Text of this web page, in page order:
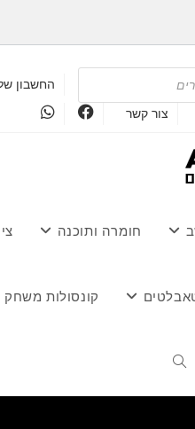
החשבון
צור קשר
חומרה ותוכנה
קונסולות משחק
Toggle